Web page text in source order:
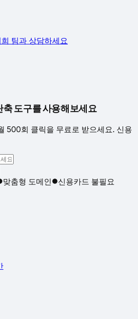
팀과 상담하세요
축 도구를 사용해보세요
500회 클릭을 무료로 받으세요. 신용
맞춤형 도메인 신용카드 불필요